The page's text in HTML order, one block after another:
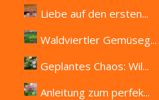
Liebe auf den ersten...
Waldviertler Gemüseg...
Geplantes Chaos: Wil...
Anleitung zum perfek...